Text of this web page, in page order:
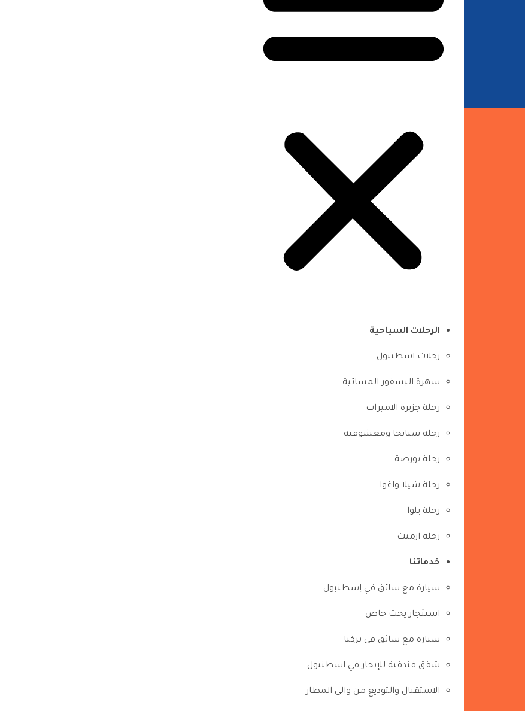
الرحلات السياحية
رحلات اسطنبول
سهرة البسفور المسائية
رحلة جزيرة الاميرات
رحلة سبانجا ومعشوقية
رحلة بورصة
رحلة شيلا واغوا
رحلة يلوا
رحلة ازميت
خدماتنا
سيارة مع سائق في إسطنبول
استئجار يخت خاص
سيارة مع سائق في تركيا
شقق فندقية للإيجار في اسطنبول
الاستقبال والتوديع من والى المطار